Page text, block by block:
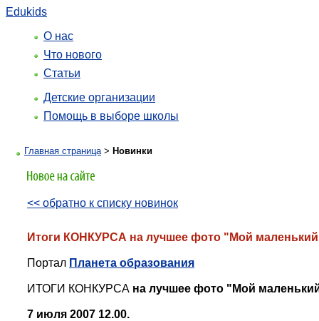
Edukids
О нас
Что нового
Статьи
Детские организации
Помощь в выборе школы
Главная страница> Новинки
<< обратно к списку новинок
Итоги КОНКУРСА на лучшее фото "Мой маленький
Портал Планета образования
ИТОГИ КОНКУРСА на лучшее фото "Мой
7 июля 2007 12.00.